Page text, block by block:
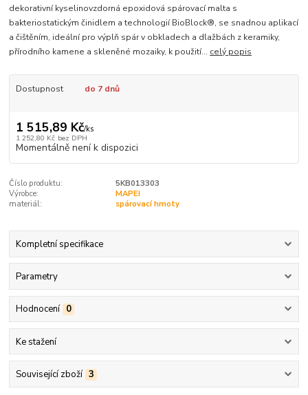
dekorativní kyselinovzdorná epoxidová spárovací malta s
bakteriostatickým činidlem a technologií BioBlock®, se snadnou aplikací
a čištěním, ideální pro výplň spár v obkladech a dlažbách z keramiky,
přírodního kamene a skleněné mozaiky, k použití... celý popis
Dostupnost do 7 dnů
1 515,89 Kč/ks
1 252,80 Kč bez DPH
Momentálně není k dispozici
Číslo produktu:
5KB013303
Výrobce:
MAPEI
materiál:
spárovací hmoty
Kompletní specifikace
Parametry
Hodnocení 0
Ke stažení
Související zboží 3